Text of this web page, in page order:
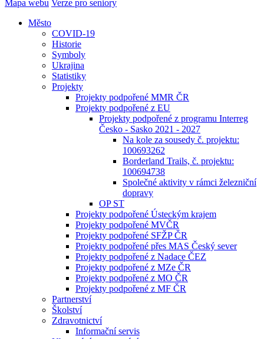
Mapa webu Verze pro seniory
Město
COVID-19
Historie
Symboly
Ukrajina
Statistiky
Projekty
Projekty podpořené MMR ČR
Projekty podpořené z EU
Projekty podpořené z programu Interreg
Česko - Sasko 2021 - 2027
Na kole za sousedy č. projektu:
100693262
Borderland Trails, č. projektu:
100694738
Společné aktivity v rámci železniční
dopravy
OP ST
Projekty podpořené Ústeckým krajem
Projekty podpořené MVČR
Projekty podpořené SFŽP ČR
Projekty podpořené přes MAS Český sever
Projekty podpořené z Nadace ČEZ
Projekty podpořené z MZe ČR
Projekty podpořené z MO ČR
Projekty podpořené z MF ČR
Partnerství
Školství
Zdravotnictví
Informační servis